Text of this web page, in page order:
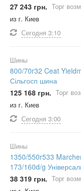
27 243 грн. Торг
из г. Киев
Сегодня 3:10
Шины
800/70r32 Ceat
Сільгосп шина
125 168 грн. Торг
из г. Киев
Сегодня 3:00
Шины
1350/550r533
173/160d/g
38 319 грн. Торг